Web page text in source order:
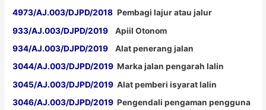
4973/AJ.003/DJPD/2018 Pembagi lajur atau jalur
933/AJ.003/DJPD/2019 Apiil Otonom
934/AJ.003/DJPD/2019 Alat penerang jalan
3044/AJ.003/DJPD/2019 Marka jalan pengarah lalin
3045/AJ.003/DJPD/2019 Alat pemberi isyarat lalin
3046/AJ.003/DJPD/2019 Pengendali pengaman pengguna